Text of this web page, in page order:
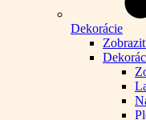
Dekorácie